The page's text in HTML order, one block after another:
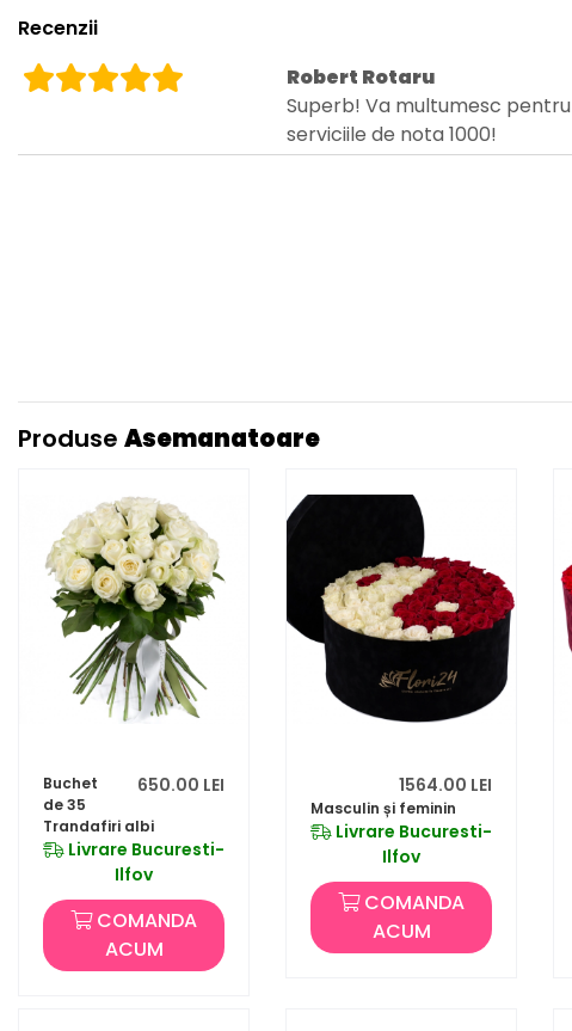
Recenzii
Robert Rotaru
Superb! Va multumesc pentru
serviciile de nota 1000!
Produse Asemanatoare
650.00 LEI
Buchet
de 35
Trandafiri albi
Livrare Bucuresti-
Ilfov
COMANDA
ACUM
1564.00 LEI
Masculin și feminin
Livrare Bucuresti-
Ilfov
COMANDA
ACUM